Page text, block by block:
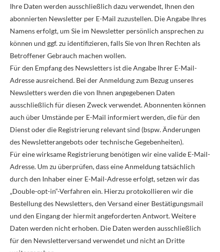
Ihre Daten werden ausschließlich dazu verwendet, Ihnen den
abonnierten Newsletter per E-Mail zuzustellen. Die Angabe Ihres
Namens erfolgt, um Sie im Newsletter persönlich ansprechen zu
können und ggf. zu identifizieren, falls Sie von Ihren Rechten als
Betroffener Gebrauch machen wollen.
Für den Empfang des Newsletters ist die Angabe Ihrer E-Mail-
Adresse ausreichend. Bei der Anmeldung zum Bezug unseres
Newsletters werden die von Ihnen angegebenen Daten
ausschließlich für diesen Zweck verwendet. Abonnenten können
auch über Umstände per E-Mail informiert werden, die für den
Dienst oder die Registrierung relevant sind (bspw. Änderungen
des Newsletterangebots oder technische Gegebenheiten).
Für eine wirksame Registrierung benötigen wir eine valide E-Mail-
Adresse. Um zu überprüfen, dass eine Anmeldung tatsächlich
durch den Inhaber einer E-Mail-Adresse erfolgt, setzen wir das
„Double-opt-in“-Verfahren ein. Hierzu protokollieren wir die
Bestellung des Newsletters, den Versand einer Bestätigungsmail
und den Eingang der hiermit angeforderten Antwort. Weitere
Daten werden nicht erhoben. Die Daten werden ausschließlich
für den Newsletterversand verwendet und nicht an Dritte